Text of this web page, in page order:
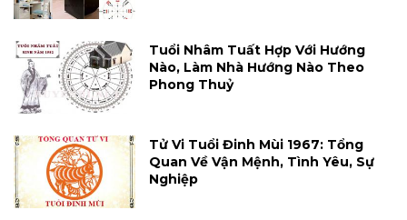
Tuổi Nhâm Tuất Hợp Với Hướng
Nào, Làm Nhà Hướng Nào Theo
Phong Thuỷ
Tử Vi Tuổi Đinh Mùi 1967: Tổng
Quan Về Vận Mệnh, Tình Yêu, Sự
Nghiệp